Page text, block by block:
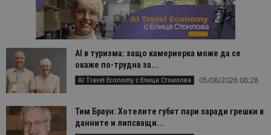
AI в туризма: защо камериерка може да се
окаже по-трудна за...
AI Travel Economy с Елица Стоилова 05/08/2026 08:28
Тим Браун: Хотелите губят пари заради грешки в
данните и липсващи...
уникален
посетител
помага за
с уебсайта
is_unique
StatCounter
Ltd
1 година
Тази